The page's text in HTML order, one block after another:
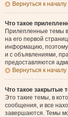
Вернуться к началу
Что такое
Прилепленные темы
на его первой
информацию, поэтому
и с объявлениями,
предоставляются
Вернуться к началу
Что такое закрытые
Это такие темы, в
сообщения, и все
завершаются. Темы